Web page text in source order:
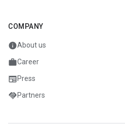
COMPANY
infoAbout us
workCareer
newspaperPress
handshakePartners